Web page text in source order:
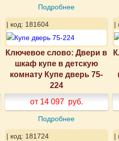
Подробнее
| код: 181604
Ключевое слово: Двери в
шкаф купе в детскую
комнату Купе дверь 75-
224
от 14 097 руб.
Подробнее
|
| код: 181724 |